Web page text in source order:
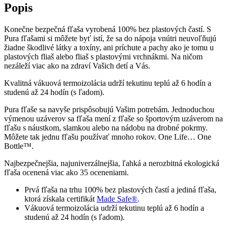
Popis
Konečne bezpečná fľaša vyrobená 100% bez plastových častí. S
Pura fľašami si môžete byť istí, že sa do nápoja vnútri neuvoľňujú
žiadne škodlivé látky a toxíny, ani príchute a pachy ako je tomu u
plastových fliaš alebo fliaš s plastovými vrchnákmi. Na ničom
nezáleží viac ako na zdraví Vašich detí a Vás.
Kvalitná vákuová termoizolácia udrží tekutinu teplú až 6 hodín a
studenú až 24 hodín (s ľadom).
Pura fľaše sa navyše prispôsobujú Vašim potrebám. Jednoduchou
výmenou uzáverov sa fľaša mení z fľaše so športovým uzáverom na
fľašu s náustkom, slamkou alebo na nádobu na drobné pokrmy.
Môžete tak jednu fľašu používať mnoho rokov. One Life… One
Bottle™.
Najbezpečnejšia, najuniverzálnejšia, ľahká a nerozbitná ekologická
fľaša ocenená viac ako 35 oceneniami.
Prvá fľaša na trhu 100% bez plastových častí a jediná fľaša,
ktorá získala certifikát Made Safe®.
Vákuová termoizolácia udrží tekutinu teplú až 6 hodín a
studenú až 24 hodín (s ľadom).